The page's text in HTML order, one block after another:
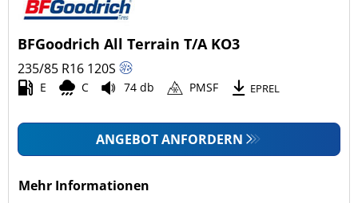
BFGoodrich All Terrain T/A KO3
235/85 R16 120S
E C 74 db PMSF EPREL
ANGEBOT ANFORDERN
Mehr Informationen